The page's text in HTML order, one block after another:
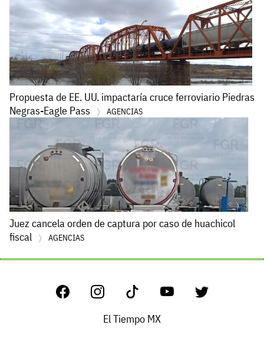
Propuesta de EE. UU. impactaría cruce ferroviario Piedras
Negras-Eagle Pass
AGENCIAS
Juez cancela orden de captura por caso de huachicol
fiscal
AGENCIAS
El Tiempo MX